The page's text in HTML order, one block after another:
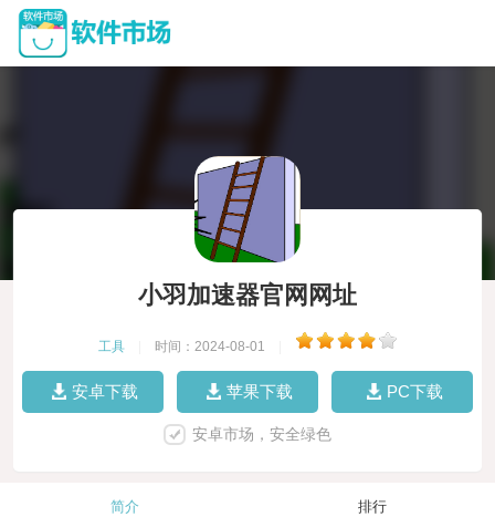
小羽加速器官网网址
工具 时间：2024-08-01
安卓下载 苹果下载 PC下载
安卓市场，安全绿色
简介 排行